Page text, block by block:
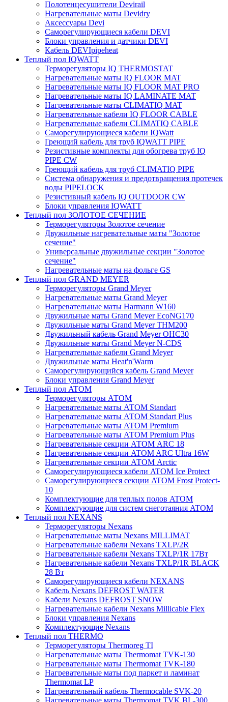
Полотенцесушители Devirail
Нагревательные маты Devidry
Аксессуары Devi
Саморегулирующиеся кабели DEVI
Блоки управления и датчики DEVI
Кабель DEVIpipeheat
Теплый пол IQWATT
Терморегуляторы IQ THERMOSTAT
Нагревательные маты IQ FLOOR MAT
Нагревательные маты IQ FLOOR MAT PRO
Нагревательные маты IQ LAMINATE MAT
Нагревательные маты CLIMATIQ MAT
Нагревательные кабели IQ FLOOR CABLE
Нагревательные кабели CLIMATIQ CABLE
Саморегулирующиеся кабели IQWatt
Греющий кабель для труб IQWATT PIPE
Резистивные комплекты для обогрева труб IQ
PIPE CW
Греющий кабель для труб CLIMATIQ PIPE
Система обнаружения и предотвращения протечек
воды PIPELOCK
Резистивный кабель IQ OUTDOOR CW
Блоки управления IQWATT
Теплый пол ЗОЛОТОЕ СЕЧЕНИЕ
Терморегуляторы Золотое сечение
Двужильные нагревательные маты "Золотое
сечение"
Универсальные двужильные секции "Золотое
сечение"
Нагревательные маты на фольге GS
Теплый пол GRAND MEYER
Терморегуляторы Grand Meyer
Нагревательные маты Grand Meyer
Нагревательные маты Harmann W160
Двужильные маты Grand Meyer EcoNG170
Двужильные маты Grand Meyer THM200
Двужильный кабель Grand Meyer OHC30
Двужильные маты Grand Meyer N-CDS
Нагревательные кабели Grand Meyer
Двужильные маты Heat'n'Warm
Саморегулирующийся кабель Grand Meyer
Блоки управления Grand Meyer
Теплый пол ATOM
Терморегуляторы АТОМ
Нагревательные маты АТОМ Standart
Нагревательные маты АТОМ Standart Plus
Нагревательные маты АТОМ Premium
Нагревательные маты АТОМ Premium Plus
Нагревательные секции АТОМ ARC 18
Нагревательные секции ATOM ARC Ultra 16W
Нагревательные секции АТОМ Arctic
Саморегулирующиеся кабели ATOM Ice Protect
Саморегулирующиеся секции ATOM Frost Protect-
10
Комплектующие для теплых полов ATOM
Комплектующие для систем снеготаяния ATOM
Теплый пол NEXANS
Терморегуляторы Nexans
Нагревательные маты Nexans MILLIMAT
Нагревательные кабели Nexans TXLP/2R
Нагревательные кабели Nexans TXLP/1R 17Вт
Нагревательные кабели Nexans TXLP/1R BLACK
28 Вт
Саморегулирующиеся кабели NEXANS
Кабель Nexans DEFROST WATER
Кабели Nexans DEFROST SNOW
Нагревательные кабели Nexans Millicable Flex
Блоки управления Nexans
Комплектующие Nexans
Теплый пол THERMO
Терморегуляторы Thermoreg TI
Нагревательные маты Thermomat TVK-130
Нагревательные маты Thermomat TVK-180
Нагревательные маты под паркет и ламинат
Thermomat LP
Нагревательный кабель Thermocable SVK-20
Нагревательные маты Thermomat TVK BL-300